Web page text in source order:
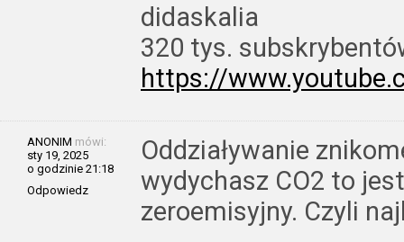
didaskalia
320 tys.
https://
ANONIM mówi:
sty 19, 2025
o godzinie 21:18
Odpowiedz
Oddziaływanie
wydychasz CO2 to
zeroemisyjny. Czyli